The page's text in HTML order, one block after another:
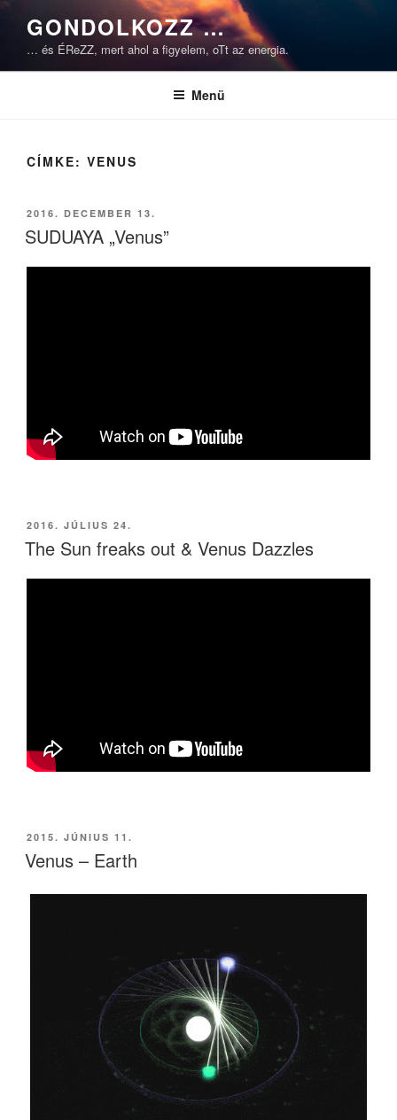
Tartalomhoz
GONDOLKOZZ …
… és ÉReZZ, mert ahol a figyelem, oTt az energia.
Menü
CÍMKE: VENUS
BEKÜLDVE:
2016. DECEMBER 13.
SUDUAYA „Venus”
BEKÜLDVE:
2016. JÚLIUS 24.
The Sun freaks out & Venus Dazzles
BEKÜLDVE:
2015. JÚNIUS 11.
Venus – Earth